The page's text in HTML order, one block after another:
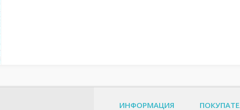
ИНФОРМАЦИЯ